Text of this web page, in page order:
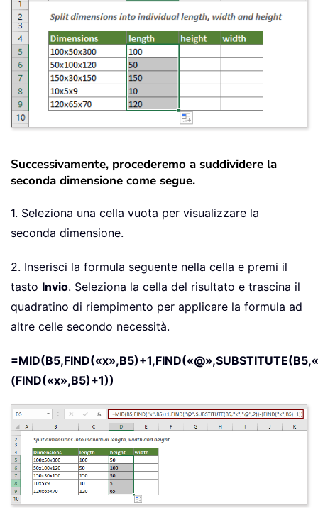
Successivamente, procederemo a suddividere la
seconda dimensione come segue.
1. Seleziona una cella vuota per visualizzare la
seconda dimensione.
2. Inserisci la formula seguente nella cella e premi il
tasto Invio. Seleziona la cella del risultato e trascina il
quadratino di riempimento per applicare la formula ad
altre celle secondo necessità.
(FIND(«x»,B5)+1))